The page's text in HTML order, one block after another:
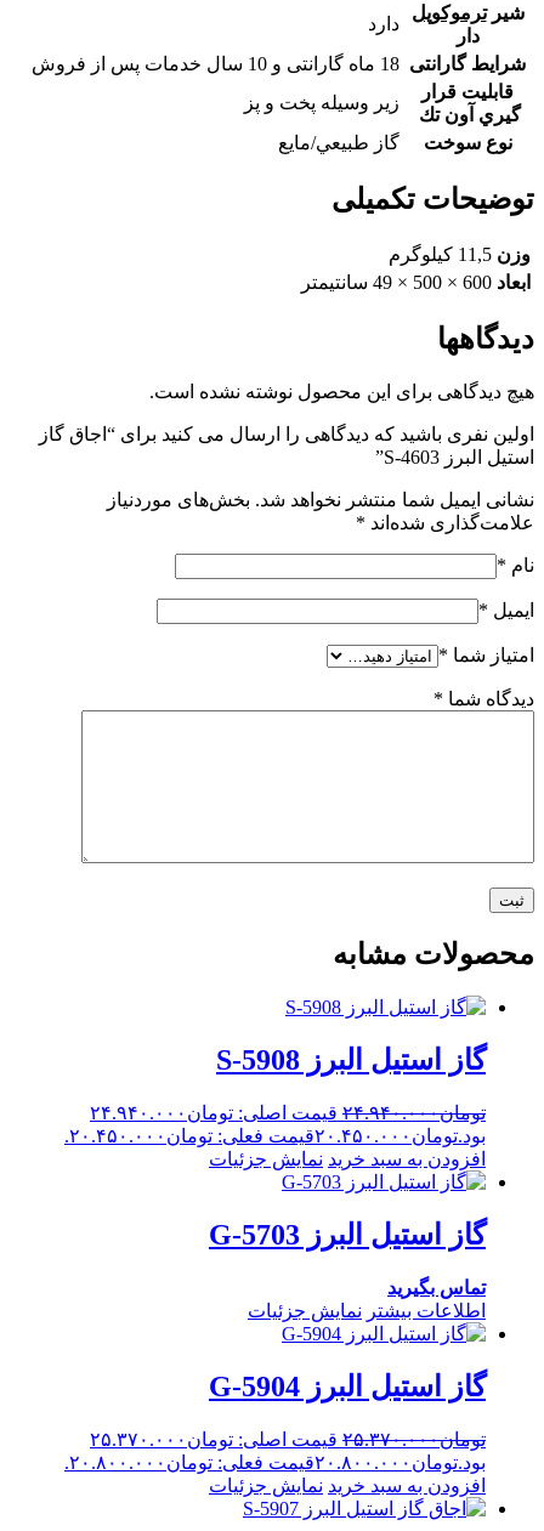
شيرترموكوپل
دار
دارد
شرایط گارانتی 18 ماه گارانتی و 10 سال خدمات پس از فروش
قابليت قرار
گيري آون تك
زير وسيله پخت و پز
نوع سوخت
گاز طبيعي/مايع
توضیحات تکمیلی
وزن 11,5 کیلوگرم
ابعاد 600 × 500 × 49 سانتیمتر
دیدگاهها
هیچ دیدگاهی برای این محصول نوشته نشده است.
اولین نفری باشید که دیدگاهی را ارسال می کنید برای “اجاق گاز
استیل البرز S-4603”
نشانی ایمیل شما منتشر نخواهد شد. بخش‌های موردنیاز
علامت‌گذاری شده‌اند *
نام *
ایمیل *
امتیاز شما *
دیدگاه شما *
محصولات مشابه
گاز استیل البرز S-5908
تومان۲۴.۹۴۰.۰۰۰
قیمت اصلی: تومان۲۴.۹۴۰.۰۰۰
بود.تومان ۲۰.۴۵۰.۰۰۰قیمت فعلی: تومان۲۰.۴۵۰.۰۰۰.
افزودن به سبد خرید نمایش جزئیات
گاز استیل البرز G-5703
تماس بگیرید
اطلاعات بیشتر نمایش جزئیات
گاز استیل البرز G-5904
تومان۲۵.۳۷۰.۰۰۰
قیمت اصلی: تومان۲۵.۳۷۰.۰۰۰
بود.تومان ۲۰.۸۰۰.۰۰۰قیمت فعلی: تومان۲۰.۸۰۰.۰۰۰.
افزودن به سبد خرید نمایش جزئیات